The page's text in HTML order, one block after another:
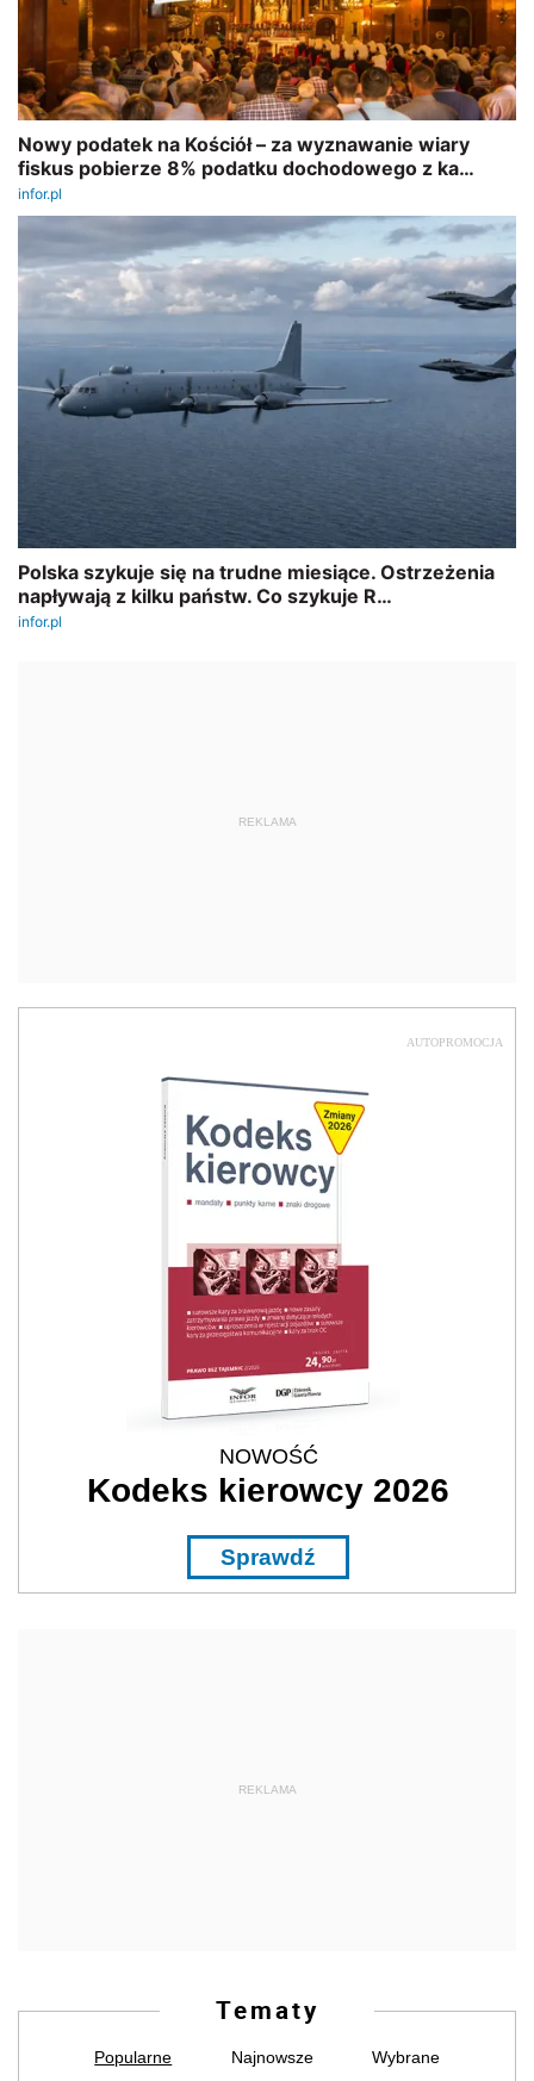
REKLAMA
AUTOPROMOCJA
NOWOŚĆ
Kodeks kierowcy 2026
Sprawdź
REKLAMA
Tematy
Popularne Najnowsze Wybrane